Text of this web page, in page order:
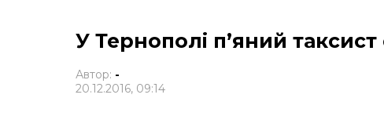
У Тернополі п’яний
Автор: -
20.12.2016, 09:14